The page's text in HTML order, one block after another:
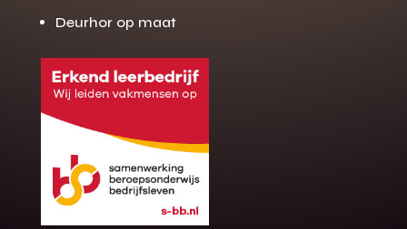
Gratis offerte
op maat?
Binnen 24 uur jouw gratis offerte
10 jaar garantie op de montage
Deurhor op maat